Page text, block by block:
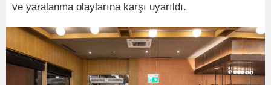
ve yaralanma olaylarına karşı uyarıldı.